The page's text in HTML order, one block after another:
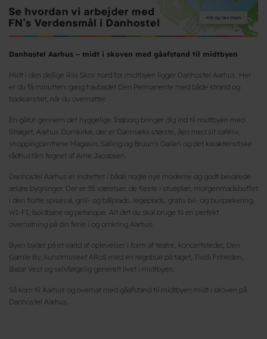
Danhostel Aarhus – midt i skoven med gåafstand til midtbyen
Midt i den dejlige Riis Skov nord for midtbyen ligger Danhostel Aarhus. Her
er du få minutters gang havbadet Den Permanente med både strand og
badeanstalt, når du overnatter.
En gåtur gennem det hyggelige Trøjborg bringer dig ind til midtbyen med
Strøget, Aarhus Domkirke, der er Danmarks største, åen med sit caféliv,
shoppingcentrene Magasin, Salling og Bruun's Galleri og det karakteristiske
rådhustårn tegnet af Arne Jacobsen.
Danhostel Aarhus er indrettet i både nogle nye moderne og godt bevarede
ældre bygninger. Der er 35 værelser, de fleste i stueplan, morgenmadsbuffet
i den flotte spisesal, grill- og bålplads, legeplads, gratis bil- og busparkering,
WI-FI, boldbane og petanque. Alt det du skal bruge til en perfekt
overnatning på din ferie i og omkring Aarhus.
Byen byder på et væld af oplevelser i form af teatre, koncertsteder, Den
Gamle By, kunstmuseet ARoS med en regnbue på taget, Tivoli Friheden,
Bazar Vest og selvfølgelig generelt livet i midtbyen.
Så kom til Aarhus og overnat med gåafstand til midtbyen midt i skoven på
Danhostel Aarhus.